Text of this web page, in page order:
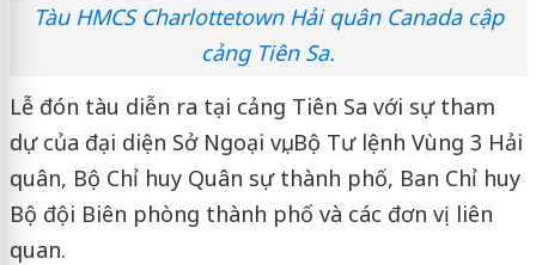
Tàu HMCS Charlottetown Hải quân Canada cập
cảng Tiên Sa.
Lễ đón tàu diễn ra tại cảng Tiên Sa với sự tham
dự của đại diện Sở Ngoại vụ, Bộ Tư lệnh Vùng 3 Hải
quân, Bộ Chỉ huy Quân sự thành phố, Ban Chỉ huy
Bộ đội Biên phòng thành phố và các đơn vị liên
quan.